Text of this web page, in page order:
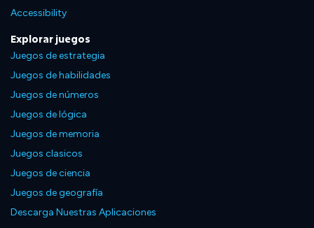
Accessibility
Explorar juegos
Juegos de estrategia
Juegos de habilidades
Juegos de números
Juegos de lógica
Juegos de memoria
Juegos clasicos
Juegos de ciencia
Juegos de geografía
Descarga Nuestras Aplicaciones